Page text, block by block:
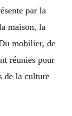
par la
maison, la
mobilier, de
réunies pour
de la culture